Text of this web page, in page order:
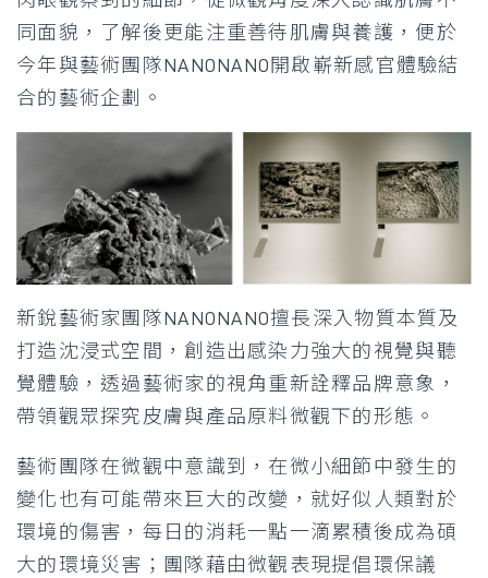
同面貌，了解後更能注重善待肌膚與養護，便於
今年與藝術團隊NANONANO開啟嶄新感官體驗結
合的藝術企劃。
新銳藝術家團隊NANONANO擅長深入物質本質及
打造沈浸式空間，創造出感染力強大的視覺與聽
覺體驗，透過藝術家的視角重新詮釋品牌意象，
帶領觀眾探究皮膚與產品原料微觀下的形態。
藝術團隊在微觀中意識到，在微小細節中發生的
變化也有可能帶來巨大的改變，就好似人類對於
環境的傷害，每日的消耗一點一滴累積後成為碩
大的環境災害；團隊藉由微觀表現提倡環保議